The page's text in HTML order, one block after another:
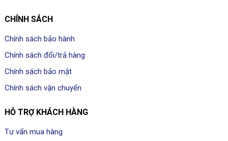
CHÍNH SÁCH
Chính sách bảo hành
Chính sách đổi/trả hàng
Chính sách bảo mật
Chính sách vận chuyển
HỖ TRỢ KHÁCH HÀNG
Tư vấn mua hàng